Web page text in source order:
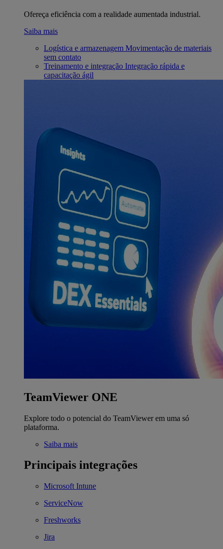
Ofereça eficiência com a realidade aumentada industrial.
Saiba mais
Logística e armazenagem Movimentação de materiais
sem contato
Treinamento e integração Integração rápida e
capacitação ágil
TeamViewer ONE
Explore todo o potencial do TeamViewer em uma só
plataforma.
Saiba mais
Principais integrações
Microsoft Intune
ServiceNow
Freshworks
Jira